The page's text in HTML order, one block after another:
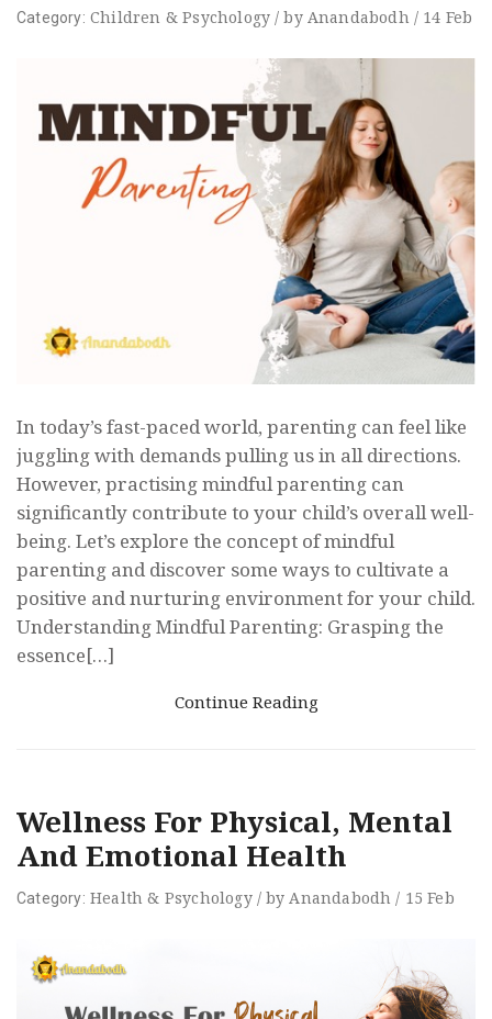
Category: Children &Psychology / by Anandabodh / 14 Feb
In today’s fast-paced world, parenting can feel like
juggling with demands pulling us in all directions.
However, practising mindful parenting can
significantly contribute to your child’s overall well-
being. Let’s explore the concept of mindful
parenting and discover some ways to cultivate a
positive and nurturing environment for your child.
Understanding Mindful Parenting: Grasping the
essence[…]
Continue Reading
Wellness For Physical, Mental
And Emotional Health
Category: Health & Psychology / by Anandabodh / 15 Feb